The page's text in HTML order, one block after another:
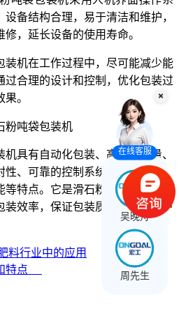
备结构合理，易于清洁和维护，
，延长设备的使用寿命。
装机在工作过程中，尽可能减少能
过合理的设计和控制，优化包装过
。
具有自动化包装、高精度计量、
、可靠的控制系统、安全可靠、
特点。它是滑石粉等散装物料包
装效率，保证包装质量，满足客户
料行业中的应用
特点
在线客服
吴晚舟
周先生